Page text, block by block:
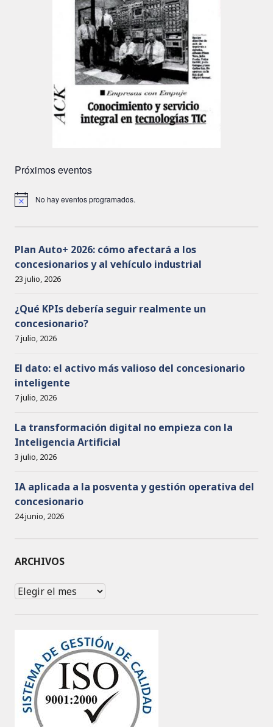
Próximos eventos
No hay eventos programados.
Plan Auto+ 2026: cómo afectará a los
concesionarios y al vehículo industrial
23 julio, 2026
¿Qué KPIs debería seguir realmente un
concesionario?
7 julio, 2026
El dato: el activo más valioso del concesionario
inteligente
7 julio, 2026
La transformación digital no empieza con la
Inteligencia Artificial
3 julio, 2026
IA aplicada a la posventa y gestión operativa del
concesionario
24 junio, 2026
ARCHIVOS
Archivos